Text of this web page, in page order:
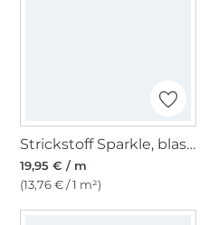
Strickstoff Sparkle, blassgrün
19,95 € / m
(13,76 € / 1 m²)